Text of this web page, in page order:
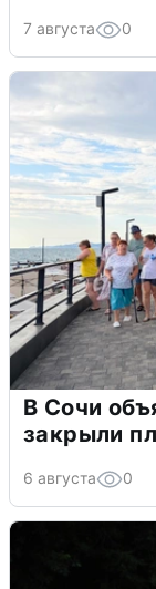
7 августа 0
В Сочи
закрыли
6 августа 0